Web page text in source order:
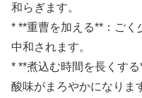
和らぎます。
* **重曹を加える**：ご
中和されます。
* **煮込む時間を長くす
酸味がまろやかになりま